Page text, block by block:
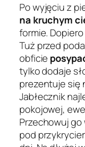
Po wyjęciu z
na kruchym
formie.
Tuż przed
obficie
tylko dodaje
prezentuje się
Jabłecznik
pokojowej,
Przechowuj
pod